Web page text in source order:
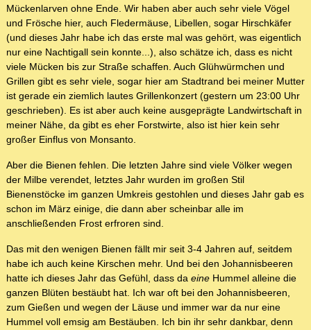
Mückenlarven ohne Ende. Wir haben aber auch sehr viele Vögel
und Frösche hier, auch Fledermäuse, Libellen, sogar Hirschkäfer
(und dieses Jahr habe ich das erste mal was gehört, was eigentlich
nur eine Nachtigall sein konnte...), also schätze ich, dass es nicht
viele Mücken bis zur Straße schaffen. Auch Glühwürmchen und
Grillen gibt es sehr viele, sogar hier am Stadtrand bei meiner Mutter
ist gerade ein ziemlich lautes Grillenkonzert (gestern um 23:00 Uhr
geschrieben). Es ist aber auch keine ausgeprägte Landwirtschaft in
meiner Nähe, da gibt es eher Forstwirte, also ist hier kein sehr
großer Einflus von Monsanto.
Aber die Bienen fehlen. Die letzten Jahre sind viele Völker wegen
der Milbe verendet, letztes Jahr wurden im großen Stil
Bienenstöcke im ganzen Umkreis gestohlen und dieses Jahr gab es
schon im März einige, die dann aber scheinbar alle im
anschließenden Frost erfroren sind.
Das mit den wenigen Bienen fällt mir seit 3-4 Jahren auf, seitdem
habe ich auch keine Kirschen mehr. Und bei den Johannisbeeren
hatte ich dieses Jahr das Gefühl, dass da eine Hummel alleine die
ganzen Blüten bestäubt hat. Ich war oft bei den Johannisbeeren,
zum Gießen und wegen der Läuse und immer war da nur eine
Hummel voll emsig am Bestäuben. Ich bin ihr sehr dankbar, denn